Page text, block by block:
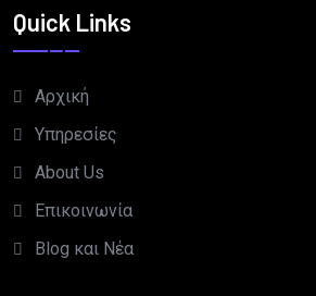
Quick Links
Αρχική
Υπηρεσίες
About Us
Επικοινωνία
Blog και Νέα